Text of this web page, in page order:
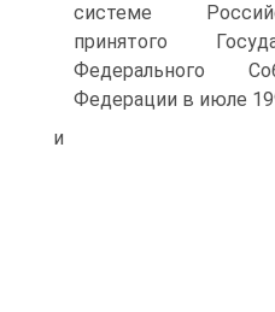
системе
принятого
Федерального
Федерации в июле
и